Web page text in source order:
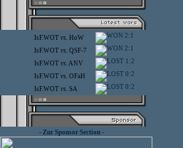
IsF.WOT vs. HoW 2:1
IsF.WOT vs. QSF-7 2:1
IsF.WOT vs.ANV 1:2
IsF.WOT vs. OFaH 0:2
IsF.WOT vs. SA 0:2
- Zur Sponsor Section -